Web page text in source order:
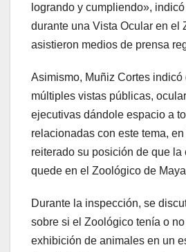
logrando y cumpliendo»,
durante una Vista Ocular en el
asistieron medios de prensa
Asimismo, Muñiz Cortes
múltiples vistas públicas,
ejecutivas dándole espacio a
relacionadas con este tema,
reiterado su posición de que la
quede en el Zoológico de
Durante la inspección, se
sobre si el Zoológico tenía o
exhibición de animales en un